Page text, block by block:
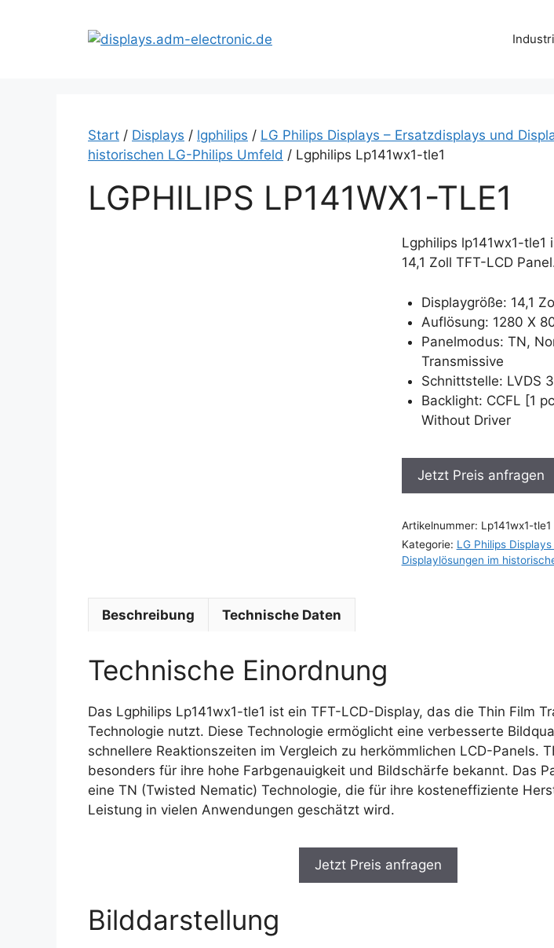
Start / Displays / lgphilips / LG Philips Displays – Ersatzdisplays und
historischen LG-Philips Umfeld / Lgphilips Lp141wx1-tle1
LGPHILIPS LP141WX1-TLE1
Lgphilips lp141wx1-tle1
14,1 Zoll TFT-LCD
Displaygröße: 14,1
Auflösung: 1280 X
Panelmodus: TN,
Transmissive
Schnittstelle: LVDS
Backlight: CCFL [1
Without Driver
Jetzt Preis anfragen
Artikelnummer: Lp141wx1-tle1
Kategorie: LG Philips
Displaylösungen im
Beschreibung Technische Daten
Technische Einordnung
Das Lgphilips Lp141wx1-tle1 ist ein TFT-LCD-Display, das die Thin Film
Technologie nutzt. Diese Technologie ermöglicht eine verbesserte
schnellere Reaktionszeiten im Vergleich zu herkömmlichen LCD-Panels.
besonders für ihre hohe Farbgenauigkeit und Bildschärfe bekannt. Das
eine TN (Twisted Nematic) Technologie, die für ihre kosteneffiziente
Leistung in vielen Anwendungen geschätzt wird.
Jetzt Preis anfragen
Bilddarstellung